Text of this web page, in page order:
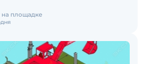
на площадке